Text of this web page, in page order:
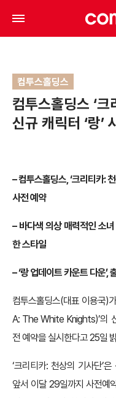
컴투스홀딩스
컴투스홀딩스 ‘크
신규 캐릭터 ‘랑’
–컴투스홀딩스, ‘크리티카:
사전 예약
– 바다색 의상 매력적인 소녀
한 스타일
–‘랑 업데이트 카운트 다운’,
컴투스홀딩스(대표 이용국)
A: The White Knights)’의
전 예약을 실시한다고 25일
‘크리티카: 천상의 기사단’
앞서 이달 29일까지 사전예